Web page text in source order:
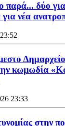
παρά... δύο
για νέα
κωμωδία
23:33
στην